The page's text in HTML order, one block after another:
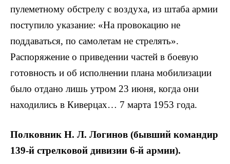
пулеметному обстрелу с воздуха, из штаба армии
поступило указание: «На провокацию не
поддаваться, по самолетам не стрелять».
Распоряжение о приведении частей в боевую
готовность и об исполнении плана мобилизации
было отдано лишь утром 23 июня, когда они
находились в Киверцах… 7 марта 1953 года.
Полковник Н. Л. Логинов (бывший командир
139-й стрелковой дивизии 6-й армии).